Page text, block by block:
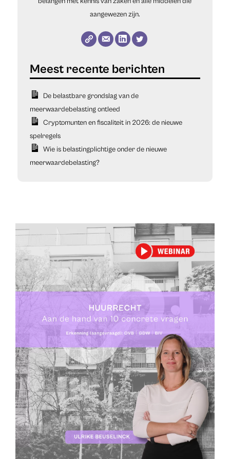
aangewezen zijn.
De belastbare grondslag van de
meerwaardebelasting ontleed
Cryptomunten en fiscaliteit in 2026: de nieuwe
spelregels
Wie is belastingplichtige onder de nieuwe
meerwaardebelasting?